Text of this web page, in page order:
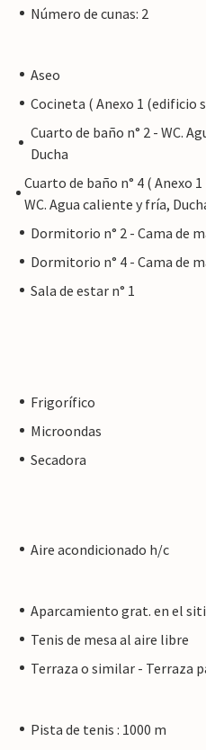
Número de cunas: 2
Aseo
Cocineta ( Anexo 1 (edificio
Cuarto de baño n° 2 - WC.
Ducha
Cuarto de baño n° 4 ( Anexo
WC. Agua caliente y fría,
Dormitorio n° 2 - Cama de
Dormitorio n° 4 - Cama de
Sala de estar n° 1
Frigorífico
Microondas
Secadora
Aire acondicionado h/c
Aparcamiento grat. en el
Tenis de mesa al aire libre
Terraza o similar - Terraza
Pista de tenis : 1000 m